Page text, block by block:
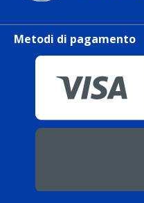
Metodi di pagamento